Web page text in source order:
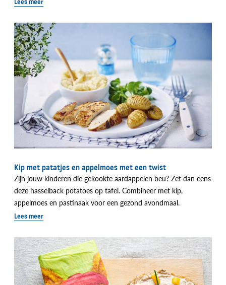
Kip met patatjes en appelmoes met een twist
Zijn jouw kinderen die gekookte aardappelen beu? Zet dan eens
deze hasselback potatoes op tafel. Combineer met kip,
appelmoes en pastinaak voor een gezond avondmaal.
Lees meer